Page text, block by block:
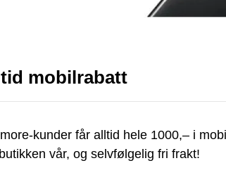
mobilrabatt
kunder får alltid hele 1000,– i
vår, og selvfølgelig fri frakt!